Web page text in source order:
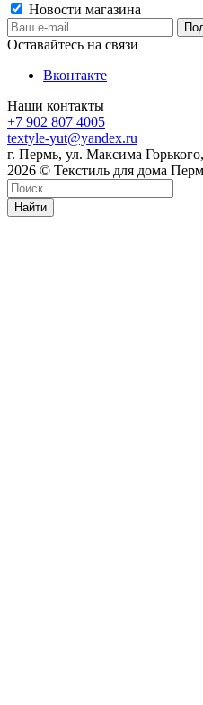
Новости магазина
Оставайтесь на связи
Вконтакте
Наши контакты
+7 902 807 4005
textyle-yut@yandex.ru
г. Пермь, ул. Максима
2026 © Текстиль для дома
Найти